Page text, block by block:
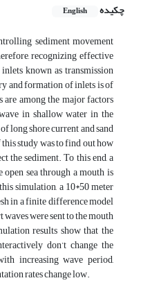
چکیده English
sediment movement
recognizing effective
known as transmission
and formation of inlets is of
among the major factors
in shallow water in the
long shore current and sand
study was to find out how
the sediment. To this end, a
sea through a mouth is
simulation, a 10*50 meter
in a finite difference model
waves were sent to the mouth
results show that the
don’t change the
increasing wave period,
rates change low.